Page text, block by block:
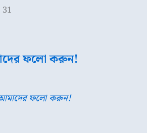
31
ফলো করুন!
ফলো করুন!